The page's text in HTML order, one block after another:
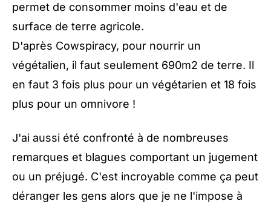
permet de consommer moins d'eau et de
surface de terre agricole.
D'après Cowspiracy, pour nourrir un
végétalien, il faut seulement 690m2 de terre. Il
en faut 3 fois plus pour un végétarien et 18 fois
plus pour un omnivore !
J'ai aussi été confronté à de nombreuses
remarques et blagues comportant un jugement
ou un préjugé. C'est incroyable comme ça peut
déranger les gens alors que je ne l'impose à